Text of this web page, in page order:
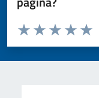
Valuta da 1 a 5 stelle la
Valuta
Valuta 3
Valuta 2 stelle
Valuta 1 stelle su 5